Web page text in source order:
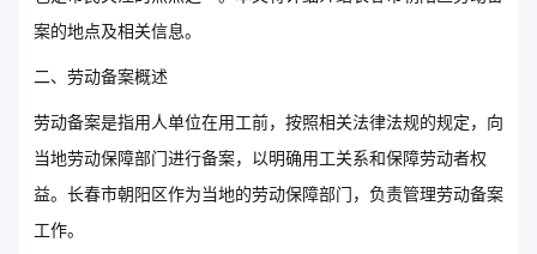
案的地点及相关信息。
二、劳动备案概述
劳动备案是指用人单位在用工前，按照相关法律法规的规定，向
当地劳动保障部门进行备案，以明确用工关系和保障劳动者权
益。长春市朝阳区作为当地的劳动保障部门，负责管理劳动备案
工作。